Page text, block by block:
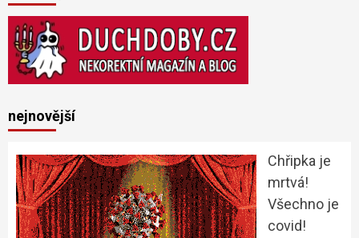
nejnovější
Chřipka je
mrtvá!
Všechno je
covid!